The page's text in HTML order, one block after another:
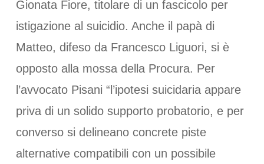
Gionata Fiore, titolare di un fascicolo per
istigazione al suicidio. Anche il papà di
Matteo, difeso da Francesco Liguori, si è
opposto alla mossa della Procura. Per
l’avvocato Pisani “l’ipotesi suicidaria appare
priva di un solido supporto probatorio, e per
converso si delineano concrete piste
alternative compatibili con un possibile